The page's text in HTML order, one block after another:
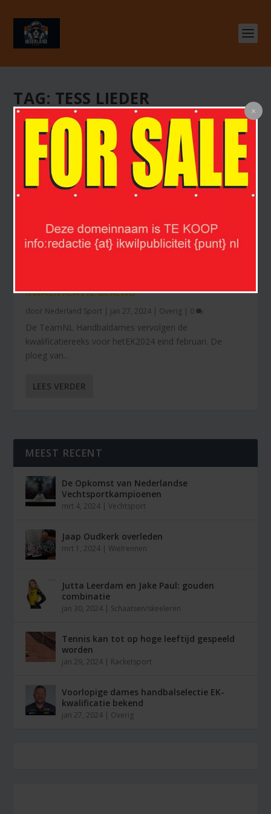
TAG: TESS LIEDER
KWALIFICATIE BEKEND
door Nederland Sport | jan 27, 2024 | Overig | 0
De TeamNL Handbaldames vervolgen de
kwalificatiereeks voor hetEK2024 eind februari. De
ploeg van...
LEES VERDER
MEEST RECENT
De Opkomst van Nederlandse
Vechtsportkampioenen
mrt 4, 2024 |Vechtsport
Jaap Oudkerk overleden
mrt 1, 2024 | Wielrennen
Jutta Leerdam en Jake Paul: gouden
combinatie
jan 30, 2024 | Schaatsen/skeeleren
Tennis kan tot op hoge leeftijd gespeeld
worden
jan 29, 2024 | Racketsport
Voorlopige dames handbalselectie EK-
kwalificatie bekend
jan 27, 2024 | Overig